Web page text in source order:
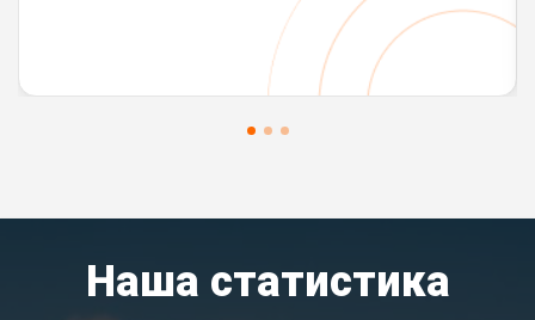
Наша статистика